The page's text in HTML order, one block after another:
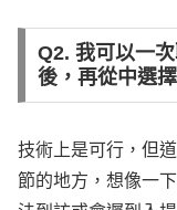
Q2. 我可以一
後，再從中選
技術上是可行，但
節的地方，想像一